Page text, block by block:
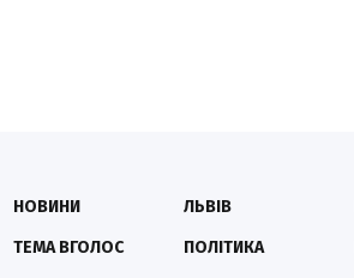
НОВИНИ
ТЕМА ВГОЛОС
ЛЬВІВ
ПОЛІТИКА